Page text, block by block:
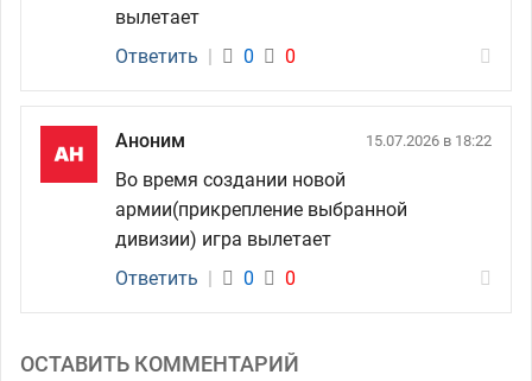
вылетает
Ответить | 0 0
Аноним 15.07.2026 в 18:22
Во время создании новой
армии(прикрепление выбранной
дивизии) игра вылетает
Ответить | 0 0
ОСТАВИТЬ КОММЕНТАРИЙ